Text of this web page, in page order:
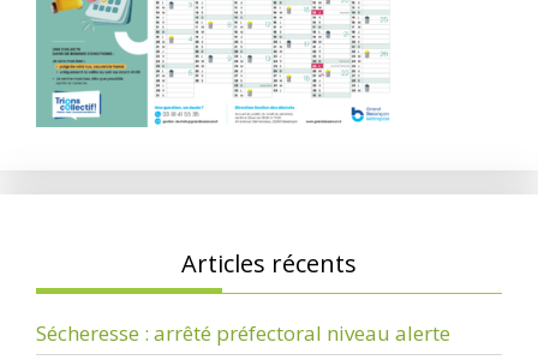
Articles récents
Sécheresse : arrêté préfectoral niveau alerte